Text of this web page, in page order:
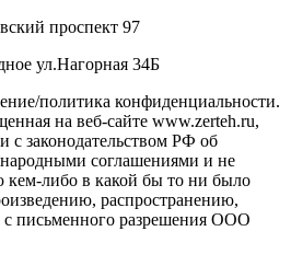
проспект 97
ул.Нагорная 34Б
политика конфиденциальности.
на веб-сайте www.zerteh.ru,
с законодательством РФ об
соглашениями и не
кем-либо в какой бы то ни было
распространению,
с письменного разрешения ООО